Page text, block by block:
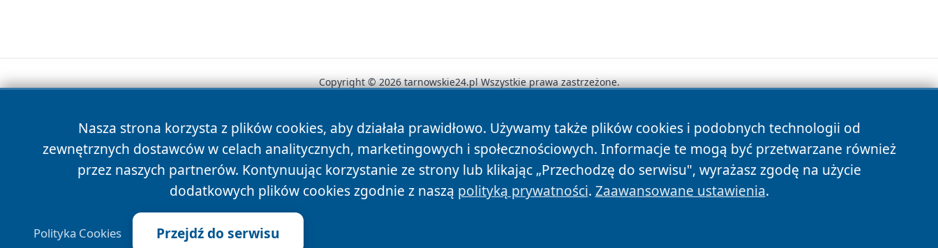
Nasza strona korzysta z plików cookies, aby działała prawidłowo. Używamy także plików cookies i podobnych technologii od
zewnętrznych dostawców w celach analitycznych, marketingowych i społecznościowych. Informacje te mogą być przetwarzane również
przez naszych partnerów. Kontynuując korzystanie ze strony lub klikając „Przechodzę do serwisu", wyrażasz zgodę na użycie
dodatkowych plików cookies zgodnie z naszą polityką prywatności. Zaawansowane ustawienia.
Polityka Cookies Przejdź do serwisu
Copyright © 2026 tarnowskie24.pl Wszystkie prawa zastrzeżone.
News Autorzy Polityka Prywatności Polityka Cookies